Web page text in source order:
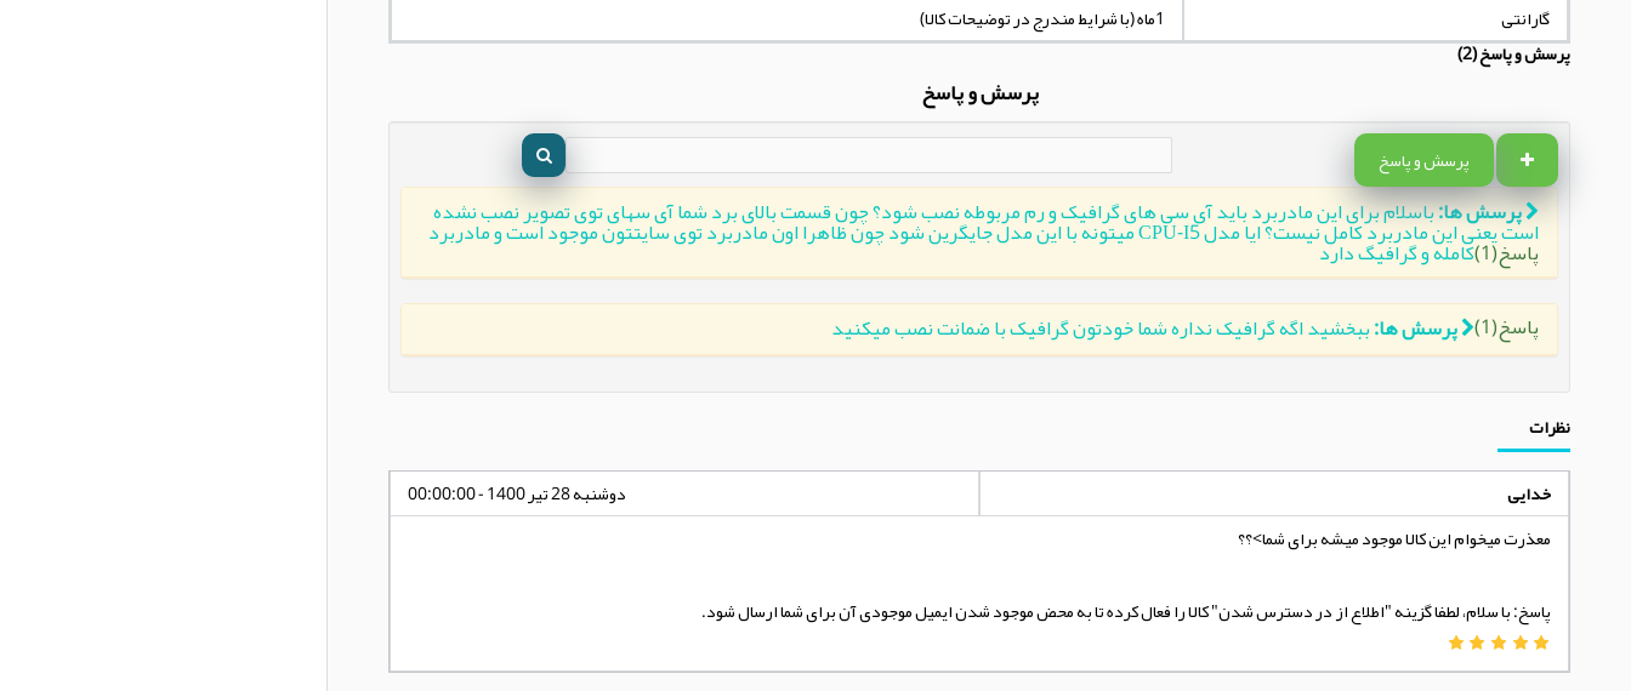
گارانتی
1ماه (با شرایط مندرج در توضیحات کالا)
پرسش و پاسخ (2)
پرسش و پاسخ
پرسش و پاسخ
پرسش ها:باسلام برای این مادربرد باید آی سی های گرافیک و رم مربوطه نصب شود؟ چون قسمت بالای برد شما آی سهای توی تصویر نصب نشده
است یعنی این مادربرد کامل نیست؟ ایا مدل CPU-I5 میتونه با این مدل جایگرین شود چون ظاهرا اون مادربرد توی سایتتون موجود است و مادربرد
کامله و گرافیگ دارد پاسخ(1)
پرسش ها:
پاسخ(1)
نظرات
خدایی
دوشنبه 28 تیر 1400 - 00:00:00
معذرت میخوام این کالا موجود میشه برای شما>؟؟
پاسخ: با سلام، لطفا گزینه "اطلاع از در دسترس شدن" کالا را فعال کرده تا به محض موجود شدن ایمیل موجودی آن برای شما ارسال شود.